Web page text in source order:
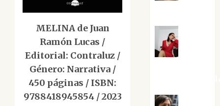
MELINA de Juan
Ramón Lucas /
Editorial: Contraluz /
Género: Narrativa /
450 páginas / ISBN:
9788418945854 / 2023